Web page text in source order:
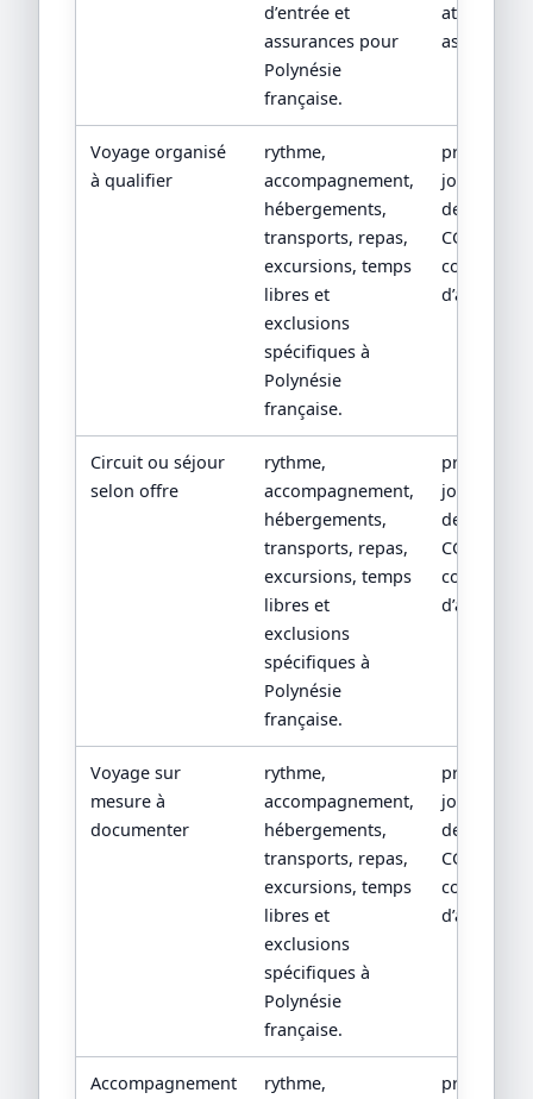
d’entrée et
assurances pour
Polynésie
française.
attestation
assurance.
Voyage organisé
à qualifier
rythme,
accompagnement,
hébergements,
transports, repas,
excursions, temps
libres et
exclusions
spécifiques à
Polynésie
française.
jour par
devis
CGV/CPV et
conditions
Circuit ou séjour
selon offre
rythme,
accompagnement,
hébergements,
transports, repas,
excursions, temps
libres et
exclusions
spécifiques à
Polynésie
française.
jour par
devis
CGV/CPV et
conditions
Voyage sur
mesure à
documenter
rythme,
accompagnement,
hébergements,
transports, repas,
excursions, temps
libres et
exclusions
spécifiques à
Polynésie
française.
jour par
devis
CGV/CPV et
conditions
Accompagnement
rythme,